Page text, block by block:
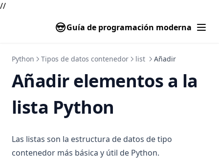
//
Guía de programación moderna
Python Tipos de datos contenedor list Añadir
Añadir elementos a la
lista Python
Las listas son la estructura de datos de tipo
contenedor más básica y útil de Python.